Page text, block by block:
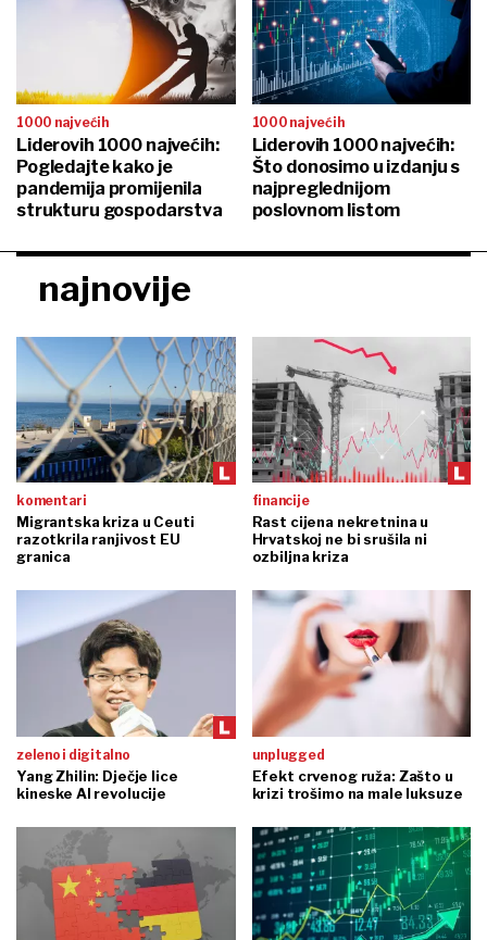
1000 najvećih
Liderovih 1000 najvećih:
Pogledajte kako je
pandemija promijenila
strukturu gospodarstva
1000 najvećih
Liderovih 1000 najvećih:
Što donosimo u izdanju s
najpreglednijom
poslovnom listom
najnovije
komentari
Migrantska kriza u Ceuti
razotkrila ranjivost EU
granica
financije
Rast cijena nekretnina u
Hrvatskoj ne bi srušila ni
ozbiljna kriza
zeleno i digitalno
Yang Zhilin: Dječje lice
kineske AI revolucije
unplugged
Efekt crvenog ruža: Zašto u
krizi trošimo na male luksuze